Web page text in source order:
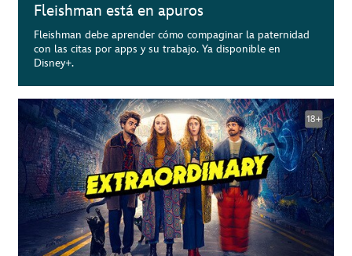
Fleishman está en apuros
Fleishman debe aprender cómo compaginar la paternidad
con las citas por apps y su trabajo. Ya disponible en
Disney+.